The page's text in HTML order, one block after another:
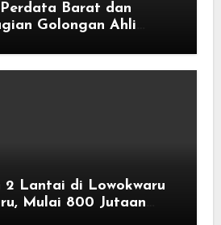
Barat dan
Golongan Ahli
2 Lantai di Lowokwaru
Mulai 800 Jutaan